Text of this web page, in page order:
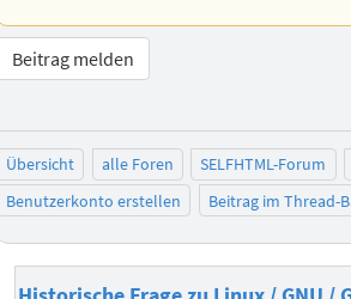
Beitrag melden
Übersicht alle Foren
SELFHTML-Forum
Benutzerkonto erstellen
Beitrag im Thread-